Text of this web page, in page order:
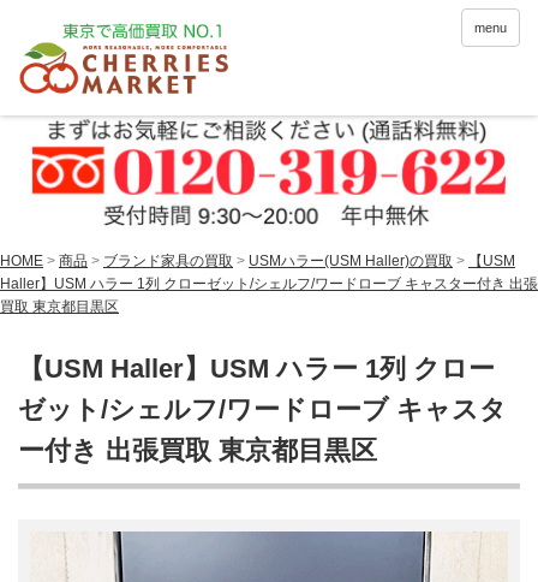
menu
HOME > 商品 > ブランド家具の買取 > USMハラー(USM Haller)の買取 >
【USM
Haller】USM ハラー 1列 クローゼット/シェルフ/ワードローブ キャスター付き 出張
買取 東京都目黒区
【USM Haller】USM ハラー 1列 クロー
ゼット/シェルフ/ワードローブ キャスタ
ー付き 出張買取 東京都目黒区